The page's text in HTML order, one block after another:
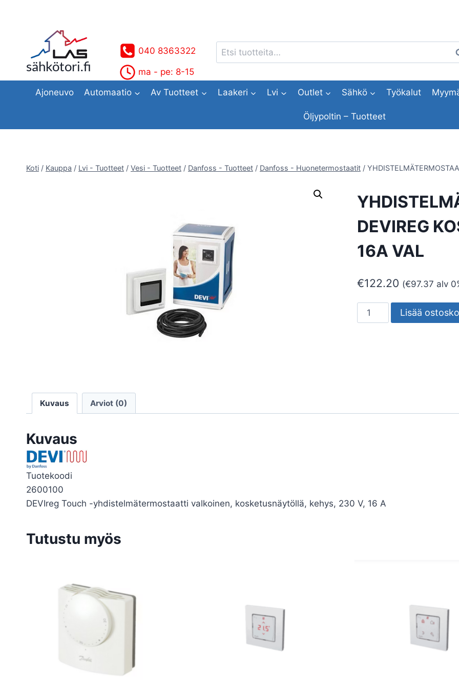
sähkötori.fi
040 8363322
ma - pe: 8-15
Etsi:
Ajoneuvo Automaatio Av Tuotteet Laakeri Lvi Outlet Sähkö Työkalut
Öljypoltin – Tuotteet
Koti / Kauppa / Lvi - Tuotteet / Vesi - Tuotteet / Danfoss - Tuotteet / Danfoss - Huonetermostaatit /
DEVIREG
16A VAL
€122.20 (€97.37 alv
DEVIREG
Lisää
Kuvaus Arviot (0)
Kuvaus
Tuotekoodi
2600100
DEVIreg Touch -yhdistelmätermostaatti valkoinen, kosketusnäytöllä, kehys, 230 V, 16 A
Tutustu myös